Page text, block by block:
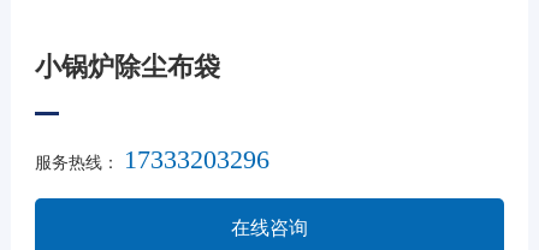
小锅炉除尘布袋
服务热线： 17333203296
在线咨询